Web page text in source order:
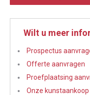
Wilt u meer
Prospectus
Offerte aanvragen
Proefplaatsing
Onze